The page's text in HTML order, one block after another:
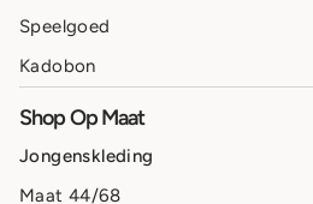
Speelgoed
Kadobon
Shop Op Maat
Jongenskleding
Maat 44/68